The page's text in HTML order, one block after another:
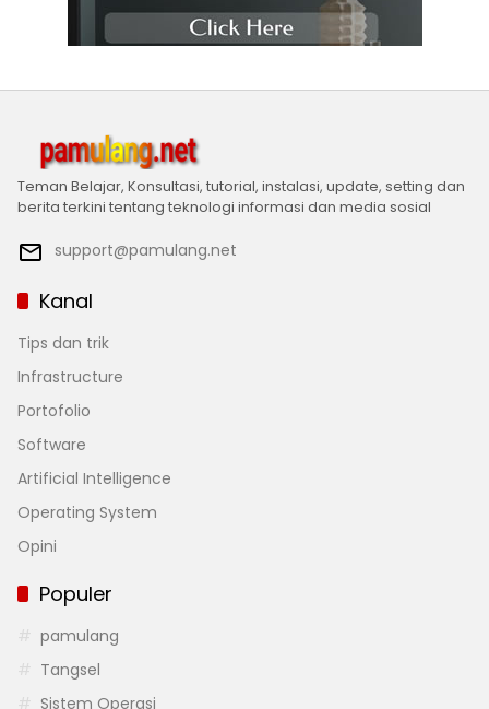
Teman Belajar, Konsultasi, tutorial, instalasi, update, setting dan
berita terkini tentang teknologi informasi dan media sosial
support@pamulang.net
Kanal
Tips dan trik
Infrastructure
Portofolio
Software
Artificial Intelligence
Operating System
Opini
Populer
pamulang
Tangsel
Sistem Operasi